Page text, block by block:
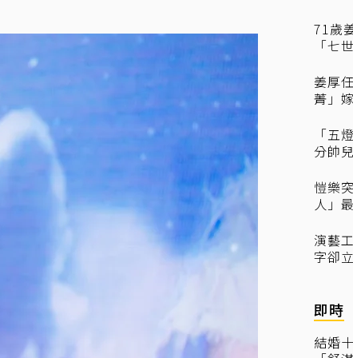
71歲
「七
姜厚
菁」
「五
分帥
愷樂
人」
演藝
字卻
即時
結婚